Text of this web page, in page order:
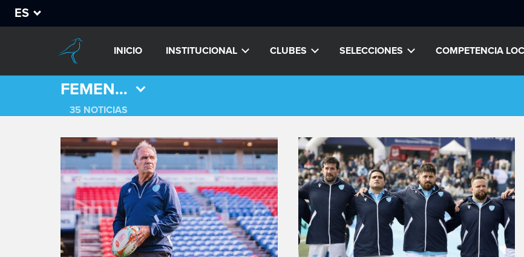
ES
INICIO INSTITUCIONAL CLUBES SELECCIONES COMPETENCIA
FEMENINO
35 NOTICIAS